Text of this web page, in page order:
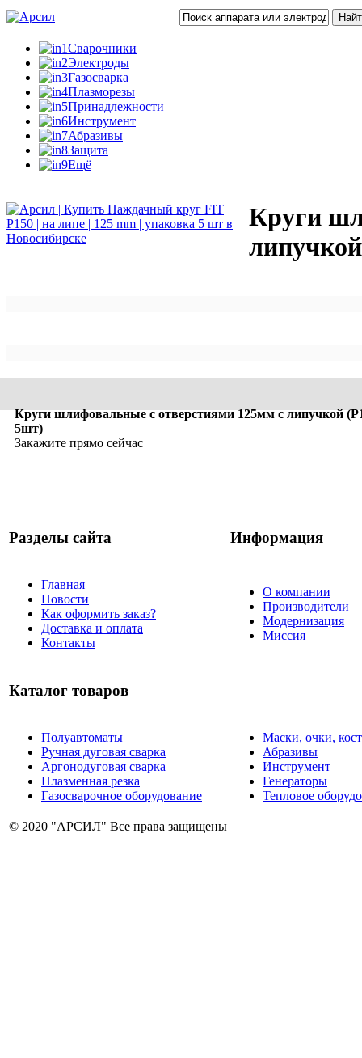
Сварочники
Электроды
Газосварка
Плазморезы
Принадлежности
Инструмент
Абразивы
Защита
Ещё
Круги
Круги шлифовальные с отверстиями 125мм с липучкой
5шт)
Закажите прямо сейчас
Разделы сайта Информация
Главная
Новости
Как оформить заказ?
Доставка и оплата
Контакты
О компании
Производители
Модернизация
Миссия
Каталог товаров
Полуавтоматы
Ручная дуговая сварка
Аргонодуговая сварка
Плазменная резка
Газосварочное оборудование
Маски, очки,
Абразивы
Инструмент
Генераторы
Тепловое
© 2020 "АРСИЛ" Все права защищены